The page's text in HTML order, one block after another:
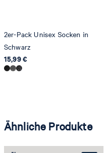
2er-Pack Unisex Socken in
Schwarz
15,99 €
Ähnliche Produkte